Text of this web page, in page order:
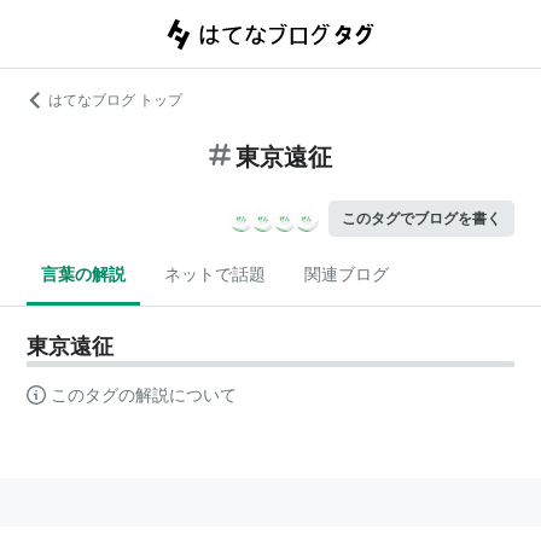
はてなブログ トップ
東京遠征
このタグでブログを書く
言葉の解説 ネットで話題 関連ブログ
東京遠征
このタグの解説について